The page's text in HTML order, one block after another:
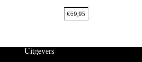
€69,95
Uitgevers